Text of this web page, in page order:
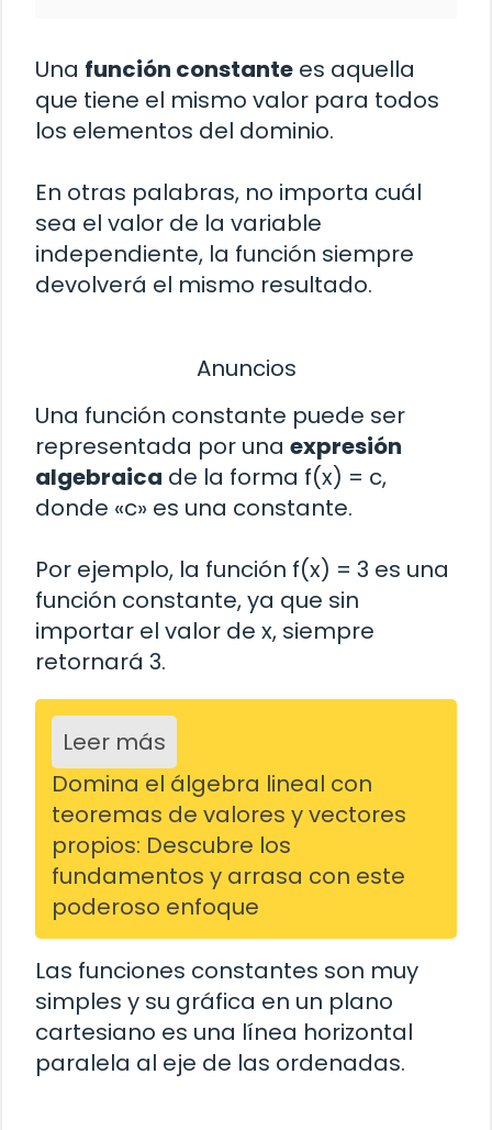
Una función constante es aquella
que tiene el mismo valor para todos
los elementos del dominio.
En otras palabras, no importa cuál
sea el valor de la variable
independiente, la función siempre
devolverá el mismo resultado.
Anuncios
Una función constante puede ser
representada por una expresión
algebraica de la forma f(x) = c,
donde «c» es una constante.
Por ejemplo, la función f(x) = 3 es una
función constante, ya que sin
importar el valor de x, siempre
retornará 3.
Leer más
Domina el álgebra lineal con
teoremas de valores y vectores
propios: Descubre los
fundamentos y arrasa con este
poderoso enfoque
Las funciones constantes son muy
simples y su gráfica en un plano
cartesiano es una línea horizontal
paralela al eje de las ordenadas.